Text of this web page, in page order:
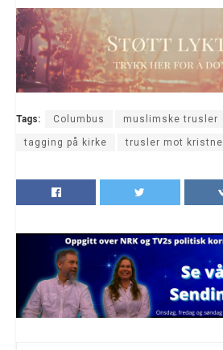
Tags: Columbus muslimske trusler
tagging på kirke trusler mot kristne